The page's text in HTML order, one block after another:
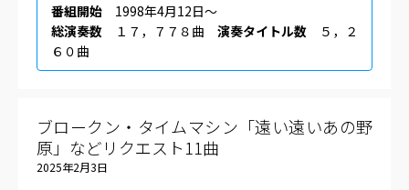
番組開始 1998年4月12日〜
総演奏数 １７，７７８曲 演奏タイトル数 ５，２
６０曲
ブロークン・タイムマシン「遠い遠いあの野
原」などリクエスト11曲
2025年2月3日